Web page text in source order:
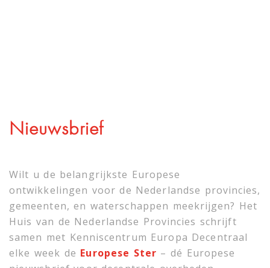
Nieuwsbrief
Wilt u de belangrijkste Europese
ontwikkelingen voor de Nederlandse provincies,
gemeenten, en waterschappen meekrijgen? Het
Huis van de Nederlandse Provincies schrijft
samen met Kenniscentrum Europa Decentraal
elke week de Europese Ster – dé Europese